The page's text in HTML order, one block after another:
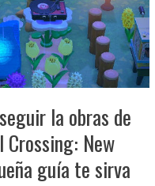
la obras de
New
guía te sirva